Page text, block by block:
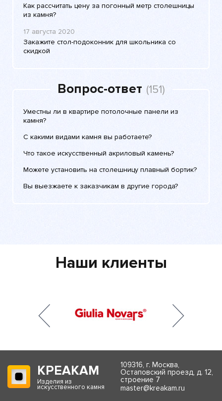
Как рассчитать цену за погонный метр столешницы
из камня?
17 августа 2020
Закажите стол-подоконник для школьника со
скидкой
Вопрос-ответ (151)
Уместны ли в квартире потолочные панели из
камня?
С какими видами камня вы работаете?
Что такое искусственный акриловый камень?
Можете установить на столешницу плавный бортик?
Вы выезжаете к заказчикам в другие города?
Наши клиенты
КРЕАКАМ
Изделия из
искусственного камня
109316, г. Москва,
Остаповский проезд, д. 12,
строение 7
master@kreakam.ru